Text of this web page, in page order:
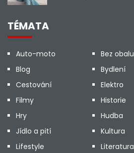
TÉMATA
Auto-moto
Bez obalu
Blog
Bydlení
Cestování
Elektro
Filmy
Historie
Hry
Hudba
Jídlo a pití
Kultura
Lifestyle
Literatura